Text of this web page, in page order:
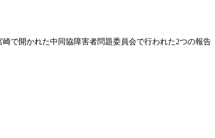
で開かれた中同協障害者問題委員会で行われた2つの報告